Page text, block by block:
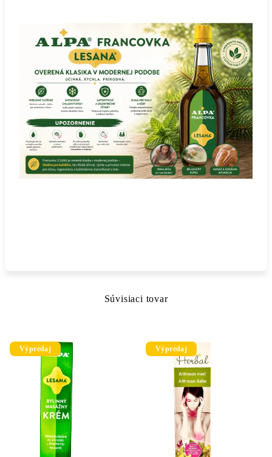
Súvisiaci tovar
Výpredaj Výpredaj